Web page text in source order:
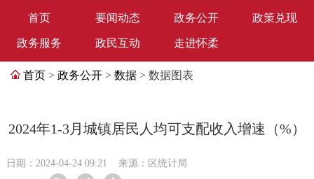
首页 要闻动态 政务公开 政策兑现
政务服务 政民互动 走进怀柔
首页 > 政务公开 > 数据 > 数据图表
2024年1-3月城镇居民人均可支配收入增速（%）
日期：2024-04-24 09:21 来源：区统计局